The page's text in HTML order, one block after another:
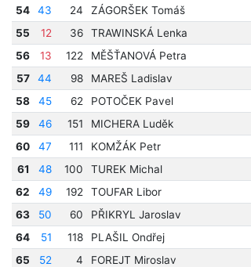
54
43 24 ZÁGORŠEK Tomáš
55
12 36 TRAWINSKÁ Lenka
56
13 122 MĚŠŤANOVÁ Petra
57
44 98 MAREŠ Ladislav
58
45 62 POTOČEK Pavel
59
46 151 MICHERA Luděk
60
47 111 KOMŽÁK Petr
61
48 100 TUREK Michal
62
49 192 TOUFAR Libor
63
50 60 PŘIKRYL Jaroslav
64
51 118 PLAŠIL Ondřej
65
52 4 FOREJT Miroslav